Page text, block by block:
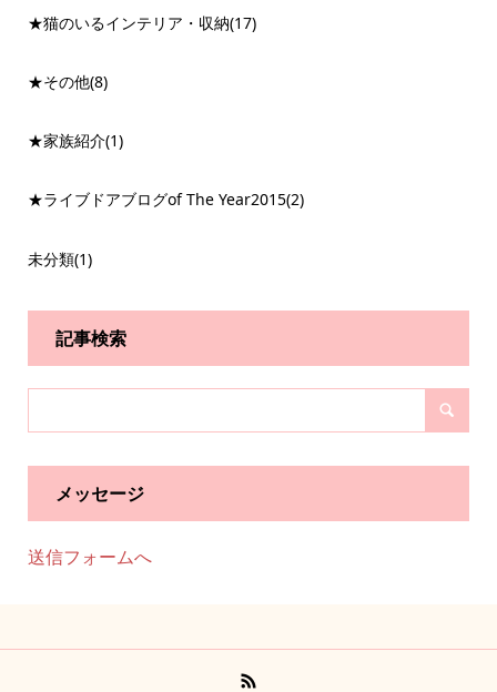
★猫のいるインテリア・収納(17)
★その他(8)
★家族紹介(1)
★ライブドアブログof The Year2015(2)
未分類(1)
記事検索
メッセージ
送信フォームへ